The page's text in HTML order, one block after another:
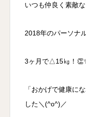
いつも仲良く素
2018年のパーソナ
3ヶ月で△15㎏！
「おかげで健康に
した＼(^o^)／